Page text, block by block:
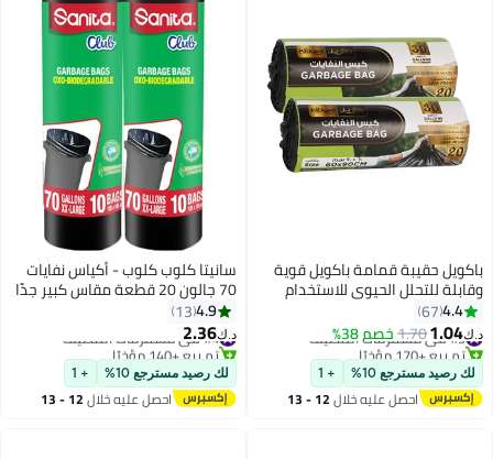
باكويل حقيبة قمامة باكويل قوية
وقابلة للتحلل الحيوي للاستخدام
سم عبوة من 2 لفة
4.4
67
د.ك‏1.04
1.70خصم 38% #9 في مستلزمات التنظيف
تم بيع +170 مؤخرًا
#9 في مستلزمات التنظيف
لك رصيد مسترجع 10% + 1
احصل عليه خلال 12 - 13
سانيتا كلوب كلوب - أكياس نفايات
70 جالون 20 قطعة مقاس كبير جدًا
4.9
13
د.ك‏2.36
#4 في مستلزمات التنظيف
تم بيع +140 مؤخرًا
#4 في مستلزمات التنظيف
لك رصيد مسترجع 10% + 1
احصل عليه خلال 12 - 13